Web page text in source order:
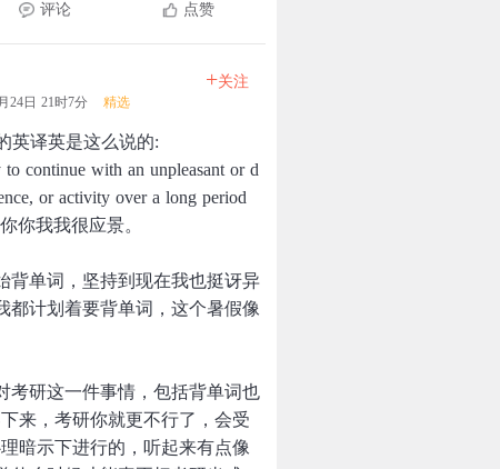
评论 点赞
24日 21时7分 精选
+关注
英译英是这么说的:
continue with an unpleasant or d
or activity over a long period
你我我很应景。
背单词，坚持到现在我也挺讶异
都计划着要背单词，这个暑假像
考研这一件事情，包括背单词也
来，考研你就更不行了，会受
暗示下进行的，听起来有点像